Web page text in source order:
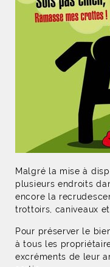
Malgré la mise à
plusieurs endroits
encore la
trottoirs, caniveaux
Pour préserver le
à tous les
excréments de leur